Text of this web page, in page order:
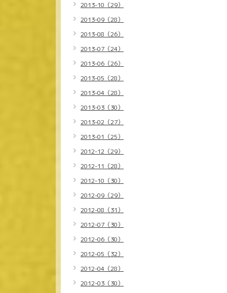
2013-10（29）
2013-09（28）
2013-08（26）
2013-07（24）
2013-06（26）
2013-05（28）
2013-04（28）
2013-03（30）
2013-02（27）
2013-01（25）
2012-12（29）
2012-11（28）
2012-10（30）
2012-09（29）
2012-08（31）
2012-07（30）
2012-06（30）
2012-05（32）
2012-04（28）
2012-03（30）